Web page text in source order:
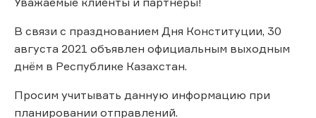
В связи с празднованием Дня Конституции, 30
августа 2021 объявлен официальным выходным
днём в Республике Казахстан.
Просим учитывать данную информацию при
планировании отправлений.